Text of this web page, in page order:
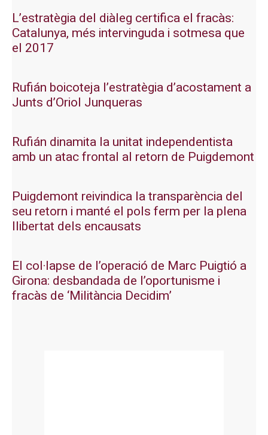
L’estratègia del diàleg certifica el fracàs:
Catalunya, més intervinguda i sotmesa que
el 2017
Rufián boicoteja l’estratègia d’acostament a
Junts d’Oriol Junqueras
Rufián dinamita la unitat independentista
amb un atac frontal al retorn de Puigdemont
Puigdemont reivindica la transparència del
seu retorn i manté el pols ferm per la plena
llibertat dels encausats
El col·lapse de l’operació de Marc Puigtió a
Girona: desbandada de l’oportunisme i
fracàs de ‘Militància Decidim’